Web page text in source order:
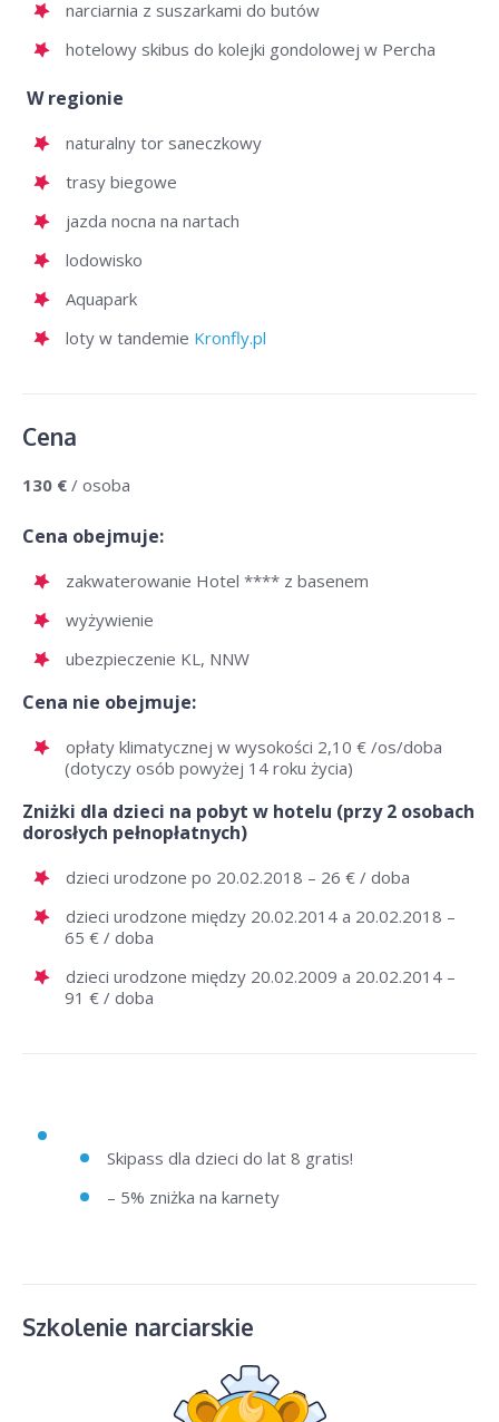
narciarnia z suszarkami do butów
hotelowy skibus do kolejki gondolowej w Percha
W regionie
naturalny tor saneczkowy
trasy biegowe
jazda nocna na nartach
lodowisko
Aquapark
loty w tandemie Kronfly.pl
Cena
130 € / osoba
Cena obejmuje:
zakwaterowanie Hotel **** z basenem
wyżywienie
ubezpieczenie KL, NNW
Cena nie obejmuje:
opłaty klimatycznej w wysokości 2,10 € /os/doba
(dotyczy osób powyżej 14 roku życia)
Zniżki dla dzieci na pobyt w hotelu (przy 2 osobach
dorosłych pełnopłatnych)
dzieci urodzone po 20.02.2018 – 26 € / doba
dzieci urodzone między 20.02.2014 a 20.02.2018 –
65 € / doba
dzieci urodzone między 20.02.2009 a 20.02.2014 –
91 € / doba
Skipass dla dzieci do lat 8 gratis!
– 5% zniżka na karnety
Szkolenie narciarskie